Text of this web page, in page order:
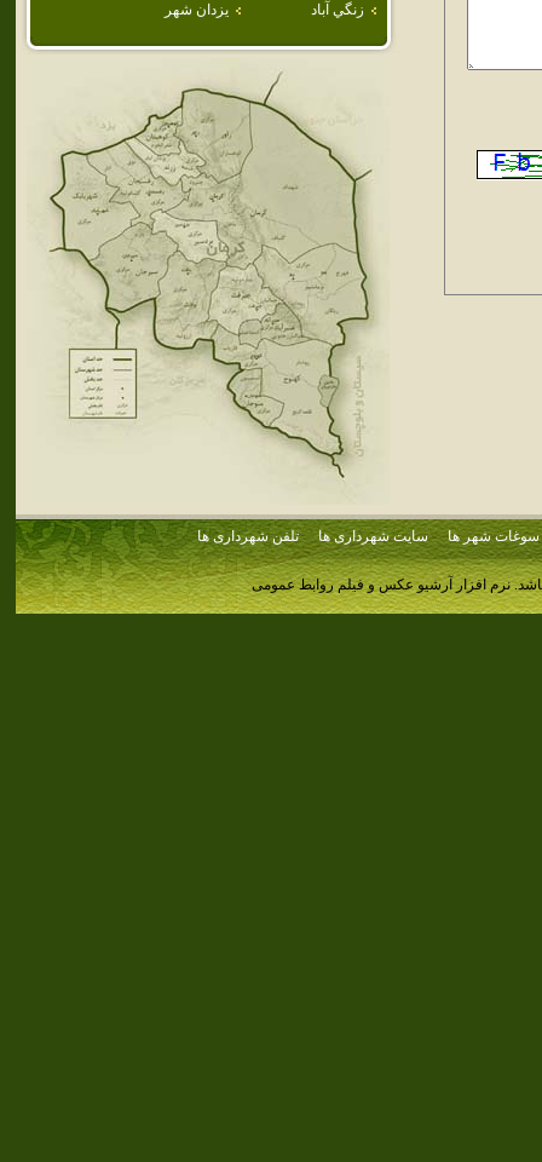
زنگي آباد
يزدان شهر
سوغات شهر ها سایت شهرداری ها تلفن شهرداری ها
نرم افزار آرشیو عکس و فیلم روابط عمومی